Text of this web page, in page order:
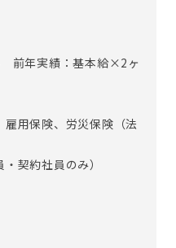
前年実績：基本給×2ヶ
雇用保険、労災保険（法
契約社員のみ）